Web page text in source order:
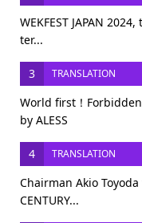
WEKFEST JAPAN
ter...
3 TRANSLATION
World first！
by ALESS
4 TRANSLATION
Chairman Akio
CENTURY...